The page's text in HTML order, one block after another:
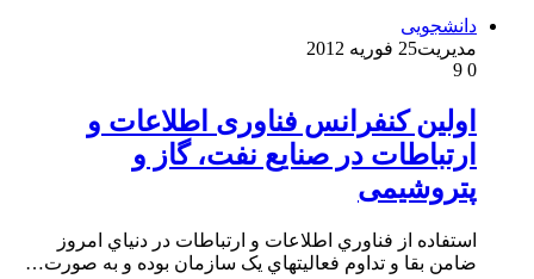
دانشجویی
مدیریت25 فوریه 2012
0
اولین کنفرانس فناوری اطلاعات و
ارتباطات در صنایع نفت، گاز و
پتروشیمی
استفاده از فناوري اطلاعات و ارتباطات در دنياي امروز
ضامن بقا و تداوم فعاليتهاي يک سازمان بوده و به صورت…